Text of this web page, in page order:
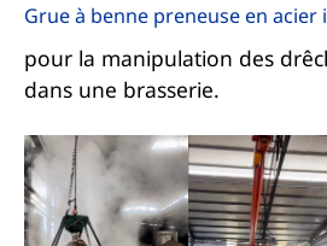
Grue à benne preneuse en acier
pour la manipulation des
dans une brasserie.